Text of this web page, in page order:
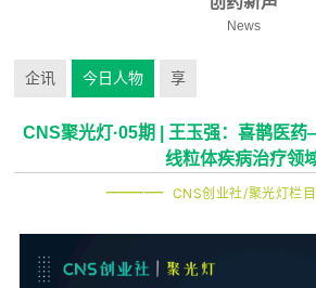
News
企讯 今日人物 享
CNS聚光灯·05期 | 王玉强：喜鹊医
线粒体疾病治疗领
——— CNS创业社/聚光灯栏目